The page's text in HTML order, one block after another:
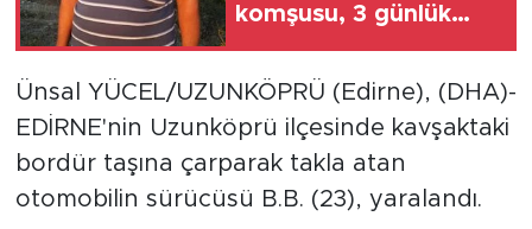
komşusu, 3 günlük
kaybetti
Ünsal YÜCEL/UZUNKÖPRÜ (Edirne), (DHA)-
EDİRNE'nin Uzunköprü ilçesinde kavşaktaki
bordür taşına çarparak takla atan
otomobilin sürücüsü B.B. (23), yaralandı.